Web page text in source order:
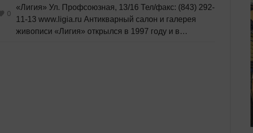
«Лигия» Ул. Профсоюзная, 13/16 Тел/факс: (843) 292-
11-13 www.ligia.ru Антикварный салон и галерея
живописи «Лигия» открылся в 1997 году и в
0